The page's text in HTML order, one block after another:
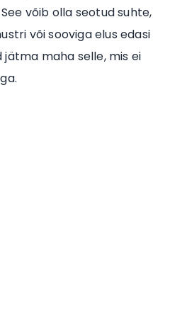
võib olla seotud suhte,
või sooviga elus edasi
jätma maha selle, mis ei